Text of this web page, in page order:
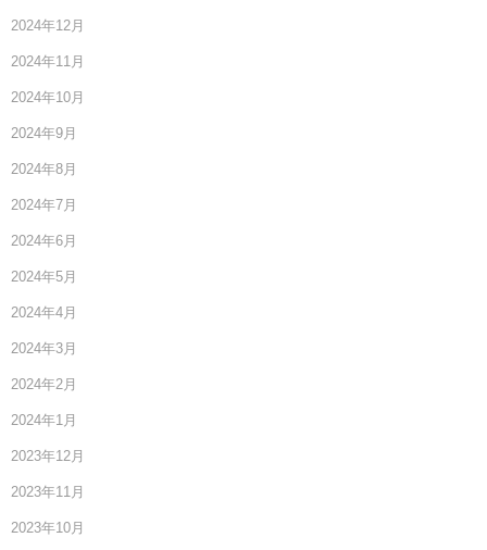
2024年12月
2024年11月
2024年10月
2024年9月
2024年8月
2024年7月
2024年6月
2024年5月
2024年4月
2024年3月
2024年2月
2024年1月
2023年12月
2023年11月
2023年10月